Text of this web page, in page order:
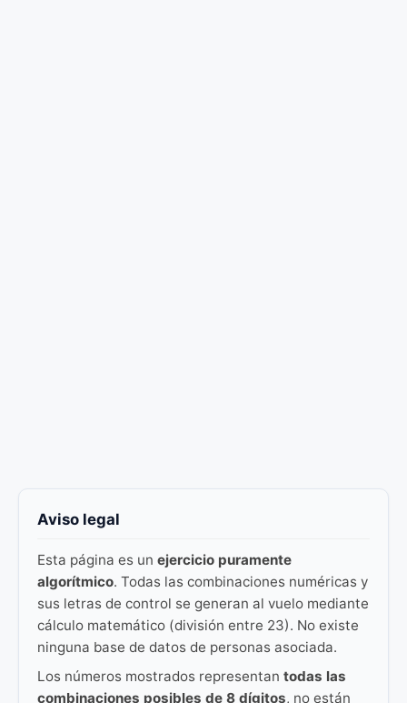
Aviso legal
Esta página es un ejercicio puramente
algorítmico. Todas las combinaciones numéricas y
sus letras de control se generan al vuelo mediante
cálculo matemático (división entre 23). No existe
ninguna base de datos de personas asociada.
Los números mostrados representan todas las
combinaciones posibles de 8 dígitos, no están